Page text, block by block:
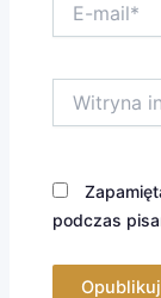
mail*
internetowa
podczas